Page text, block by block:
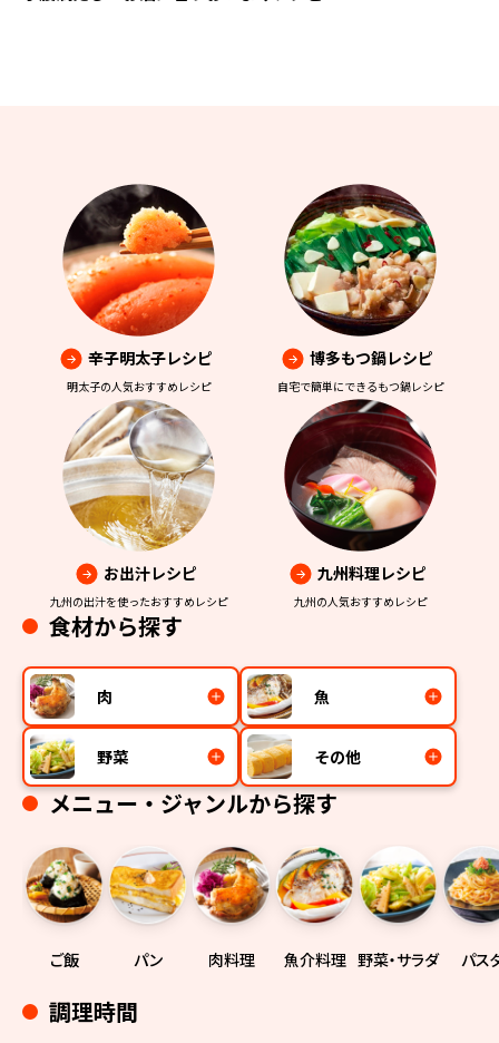
辛子明太子レシピ
明太子の人気おすすめレシピ
博多もつ鍋レシピ
自宅で簡単にできるもつ鍋レシピ
お出汁レシピ
九州の出汁を使ったおすすめレシピ
九州料理レシピ
九州の人気おすすめレシピ
食材から探す
肉 魚
野菜 その他
メニュー・ジャンルから探す
ご飯 パン 肉料理 魚介料理 野菜・サラダ パス
調理時間